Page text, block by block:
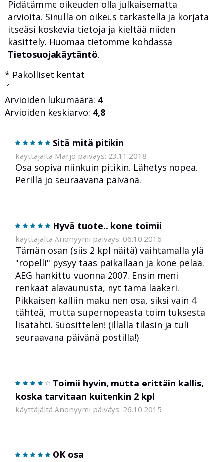
Pidätämme oikeuden olla julkaisematta
arvioita. Sinulla on oikeus tarkastella ja korjata
itseäsi koskevia tietoja ja kieltää niiden
käsittely. Huomaa tietomme kohdassa
Tietosuojakäytäntö.
* Pakolliset kentät
Arvioiden lukumäärä: 4
Arvioiden keskiarvo: 4,8
Sitä mitä pitikin
käyttäjältä Marjo päiväys: 23.11.2018
Osa sopiva niinkuin pitikin. Lähetys nopea.
Perillä jo seuraavana päivänä.
Hyvä tuote.. kone toimii
käyttäjältä Anonyymi päiväys: 06.10.2016
Tämän osan (siis 2 kpl näitä) vaihtamalla ylä
"ropelli" pysyy taas paikallaan ja kone pelaa.
AEG hankittu vuonna 2007. Ensin meni
renkaat alavaunusta, nyt tämä laakeri.
Pikkaisen kalliin makuinen osa, siksi vain 4
tähteä, mutta supernopeasta toimituksesta
lisätähti. Suosittelen! (illalla tilasin ja tuli
seuraavana päivänä postilla!)
Toimii hyvin, mutta erittäin kallis,
koska tarvitaan kuitenkin 2 kpl
käyttäjältä Anonyymi päiväys: 26.10.2015
OK osa